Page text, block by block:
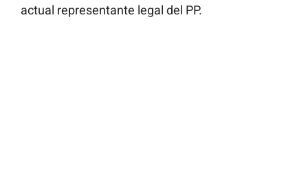
actual representante legal del PP.